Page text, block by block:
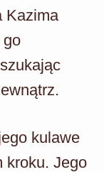
Kazima
go
kulawe
kroku. Jego